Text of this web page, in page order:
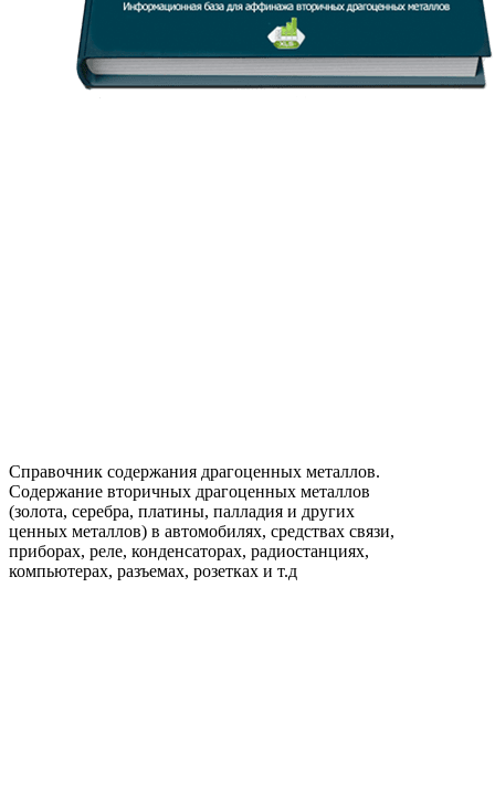
Справочник содержания драгоценных металлов.
Содержание вторичных драгоценных металлов
(золота, серебра, платины, палладия и других
ценных металлов) в автомобилях, средствах связи,
приборах, реле, конденсаторах, радиостанциях,
компьютерах, разъемах, розетках и т.д